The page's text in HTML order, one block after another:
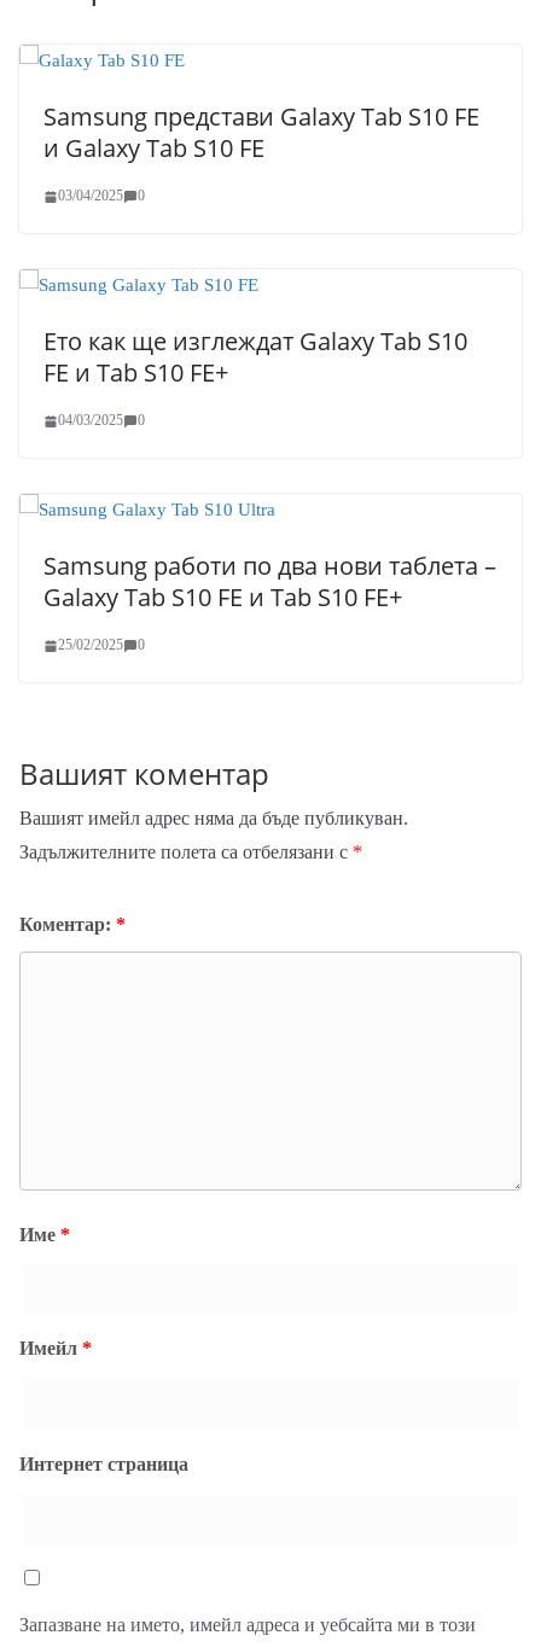
Samsung представи Galaxy Tab S10 FE
и Galaxy Tab S10 FE
03/04/2025 0
Ето как ще изглеждат Galaxy Tab S10
FE и Tab S10 FE+
04/03/2025 0
Samsung работи по два нови таблета –
Galaxy Tab S10 FE и Tab S10 FE+
25/02/2025 0
Вашият коментар
Вашият имейл адрес няма да бъде публикуван.
Задължителните полета са отбелязани с *
Коментар: *
Име *
Имейл *
Интернет страница
Запазване на името, имейл адреса и уебсайта ми в този